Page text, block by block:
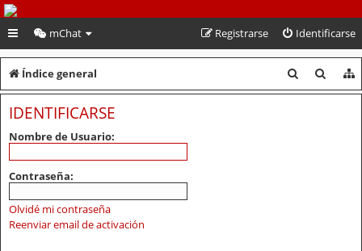
PeruVoley.com
mChat Identificarse
Registrarse
Índice general
u
u
IDENTIFICARSE
Nombre de Usuario:
Contraseña:
Olvidé mi contraseña
Reenviar email de activación